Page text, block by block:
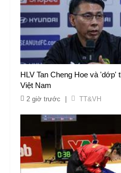
HLV Tan Cheng Hoe và 'dớp'
Việt Nam
2 giờ trước TT&VH